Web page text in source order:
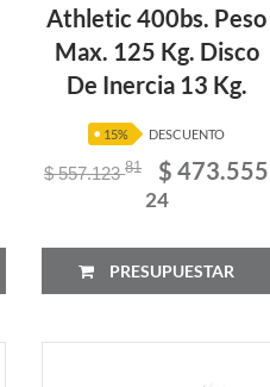
Athletic 400bs. Peso
Max. 125 Kg. Disco
De Inercia 13 Kg.
15% DESCUENTO
$ 557.12381 $ 473.555
24
PRESUPUESTAR